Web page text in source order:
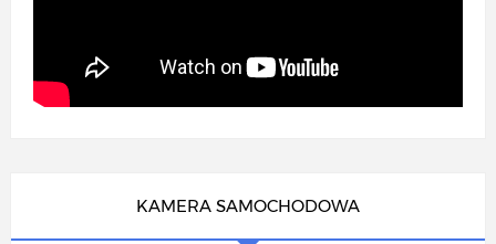
KAMERA SAMOCHODOWA